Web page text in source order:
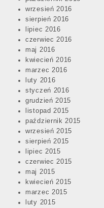
wrzesień 2016
sierpień 2016
lipiec 2016
czerwiec 2016
maj 2016
kwiecień 2016
marzec 2016
luty 2016
styczeń 2016
grudzień 2015
listopad 2015
październik 2015
wrzesień 2015
sierpień 2015
lipiec 2015
czerwiec 2015
maj 2015
kwiecień 2015
marzec 2015
luty 2015